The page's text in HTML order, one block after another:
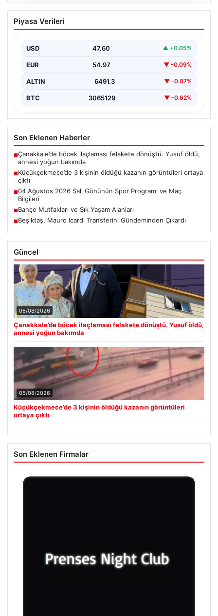
Küçükçekmece’de 3 kişinin öldüğü
kazanın görüntüleri ortaya çıktı
Ölümüne Neden Olan Kaza Güvenlik Kamerası
Görüntüleriyle Ortaya Çıktı”,…
Piyasa Verileri
USD 47.60 ▲ +0.05%
EUR 54.97 ▼ -0.09%
ALTIN 6491.3 ▼ -0.07%
BTC 3065129 ▼ -0.62%
Son Eklenen Haberler
■Çanakkale’de böcek ilaçlaması felakete dönüştü. Yusuf öldü,
annesi yoğun bakımda
■Küçükçekmece’de 3 kişinin öldüğü kazanın görüntüleri ortaya
çıktı
■04 Ağustos 2026 Salı Gününün Spor Programı ve Maç
Bilgileri
■Bahçe Mutfakları ve Şık Yaşam Alanları
■Beşiktaş, Mauro Icardi Transferini Gündeminden Çıkardı
Güncel
06/08/2026
Çanakkale’de böcek ilaçlaması felakete dönüştü. Yusuf öldü,
annesi yoğun bakımda
05/08/2026
Küçükçekmece’de 3 kişinin öldüğü kazanın görüntüleri
ortaya çıktı
Son Eklenen Firmalar